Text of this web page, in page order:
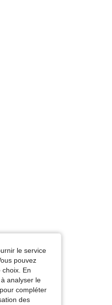
Taille: 5Y
le service
pouvez
En
analyser le
compléter
des